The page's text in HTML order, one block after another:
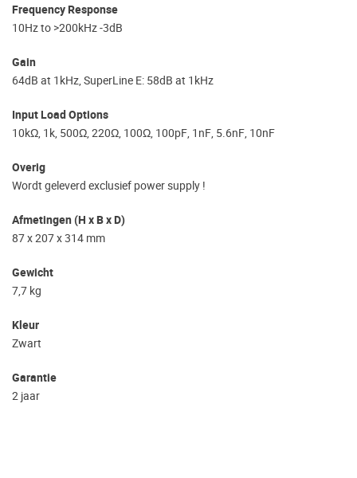
Frequency Response
10Hz to >200kHz -3dB
Gain
64dB at 1kHz, SuperLine E: 58dB at 1kHz
Input Load Options
10kΩ, 1k, 500Ω, 220Ω, 100Ω, 100pF, 1nF, 5.6nF, 10nF
Overig
Wordt geleverd exclusief power supply !
Afmetingen (H x B x D)
87 x 207 x 314 mm
Gewicht
7,7 kg
Kleur
Zwart
Garantie
2 jaar